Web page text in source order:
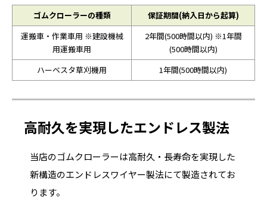
ゴムクローラーの種類
保証期間(納入日から起算)
運搬車・作業車用 ※建設機械
用運搬車用
2年間(500時間以内) ※1年間
(500時間以内)
ハーベスタ草刈機用
1年間(500時間以内)
高耐久を実現したエンドレス製法
当店のゴムクローラーは高耐久・長寿命を実現した
新構造のエンドレスワイヤー製法にて製造されてお
ります。